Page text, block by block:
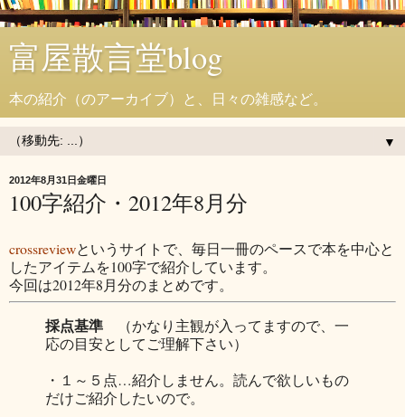
富屋散言堂blog
本の紹介（のアーカイブ）と、日々の雑感など。
▼
2012年8月31日金曜日
100字紹介・2012年8月分
crossreviewというサイトで、毎日一冊のペースで本を中心と
したアイテムを100字で紹介しています。
今回は2012年8月分のまとめです。
採点基準 （かなり主観が入ってますので、一
応の目安としてご理解下さい）
・１～５点…紹介しません。読んで欲しいもの
だけご紹介したいので。